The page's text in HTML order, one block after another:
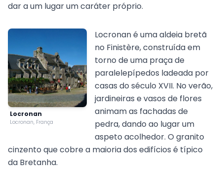
dar a um lugar um caráter próprio.
Locronan
Locronan, França
Locronan é uma aldeia bretã
no Finistère, construída em
torno de uma praça de
paralelepípedos ladeada por
casas do século XVII. No verão,
jardineiras e vasos de flores
animam as fachadas de
pedra, dando ao lugar um
aspeto acolhedor. O granito
cinzento que cobre a maioria dos edifícios é típico
da Bretanha.